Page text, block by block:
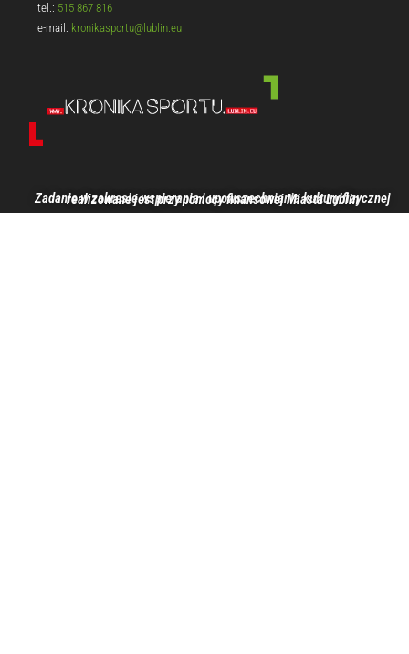
tel.: 515 867 816
e-mail: kronikasportu@lublin.eu
Zadanie w zakresie wspierania i upowszechniania kultury fizycznej realizowane jest przy pomocy finansowej Miasta Lublin